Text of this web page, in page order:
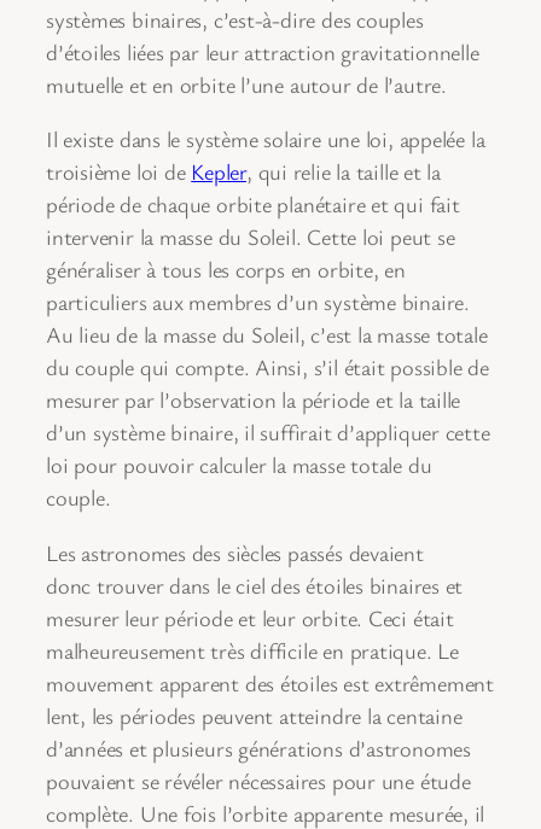
systèmes binaires, c’est-à-dire des couples
d’étoiles liées par leur attraction gravitationnelle
mutuelle et en orbite l’une autour de l’autre.
Il existe dans le système solaire une loi, appelée la
troisième loi de Kepler, qui relie la taille et la
période de chaque orbite planétaire et qui fait
intervenir la masse du Soleil. Cette loi peut se
généraliser à tous les corps en orbite, en
particuliers aux membres d’un système binaire.
Au lieu de la masse du Soleil, c’est la masse totale
du couple qui compte. Ainsi, s’il était possible de
mesurer par l’observation la période et la taille
d’un système binaire, il suffirait d’appliquer cette
loi pour pouvoir calculer la masse totale du
couple.
Les astronomes des siècles passés devaient
donc trouver dans le ciel des étoiles binaires et
mesurer leur période et leur orbite. Ceci était
malheureusement très difficile en pratique. Le
mouvement apparent des étoiles est extrêmement
lent, les périodes peuvent atteindre la centaine
d’années et plusieurs générations d’astronomes
pouvaient se révéler nécessaires pour une étude
complète. Une fois l’orbite apparente mesurée, il